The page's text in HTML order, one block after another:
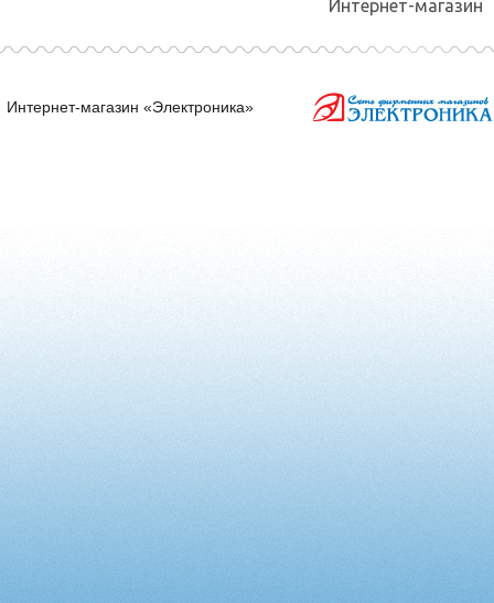
Интернет-магазин
Интернет-магазин «Электроника»